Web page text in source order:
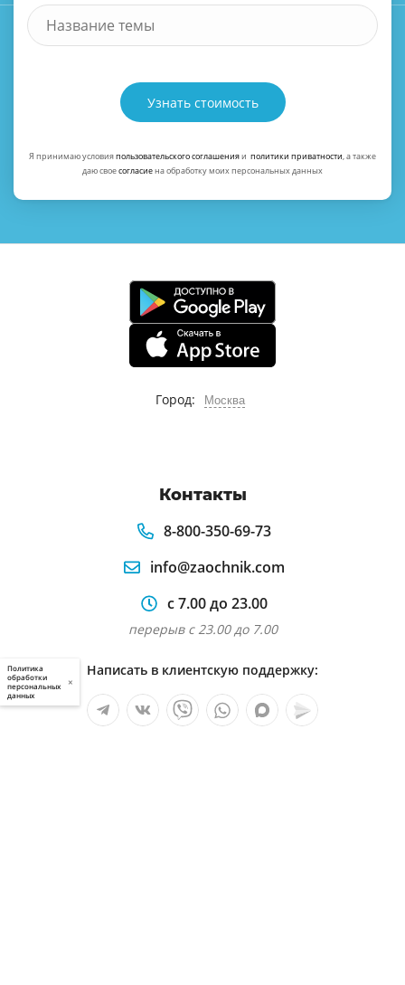
Узнать стоимость
Я принимаю условияпользовательского соглашенияи политики приватности, а также
даю своесогласиена обработку моих персональных данных
Город: Москва
Контакты
8-800-350-69-73
info@zaochnik.com
с 7.00 до 23.00
перерыв с 23.00 до 7.00
Написать в клиентскую поддержку:
Политика
обработки
персональных
данных
×